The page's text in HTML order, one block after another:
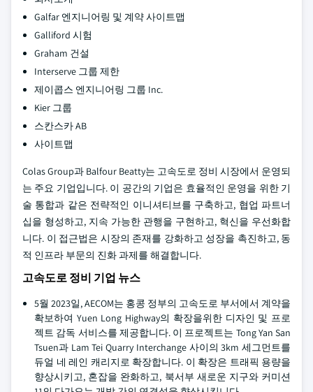
Galfar 엔지니어링 및 계약 사이트맵
Galliford 시험
Graham 건설
Interserve 그룹 제한
제이콥스 엔지니어링 그룹 Inc.
Kier 그룹
스칸스카 AB
사이트맵
Colas Group과 Balfour Beatty는 고속도로 정비 시장에서 운영되
는 주요 기업입니다. 이 공간의 기업은 효율적인 운영을 위한 기
술 통합과 같은 전략적인 이니셔티브를 구축하고, 협업 파트너
십을 형성하고, 지속 가능한 관행을 구현하고, 혁신을 우선화합
니다. 이 접근법은 시장의 존재를 강화하고 성장을 촉진하고, 동
적 인프라 부문의 진화 과제를 해결합니다.
고속도로 정비 기업 뉴스
5월 2023일, AECOM는 홍콩 정부의 고속도로 부서에서 계약을
확보하여 Yuen Long Highway의 확장을위한 디자인 및 프로
젝트 감독 서비스를 제공합니다. 이 프로젝트는 Tong Yan San
Tsuen과 Lam Tei Quarry Interchange 사이의 3km 세그먼트를
듀얼 네 레인 캐리지로 확장합니다. 이 확장은 트래픽 용량을
향상시키고, 혼잡을 완화하고, 북서부 새로운 지구와 커미션